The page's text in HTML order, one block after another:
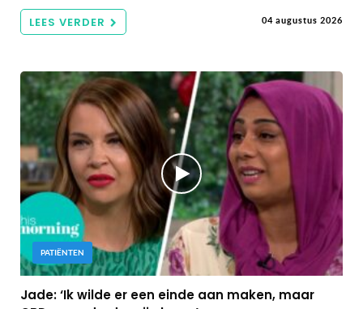
LEES VERDER 04 augustus 2026
PATIËNTEN
Jade: ‘Ik wilde er een einde aan maken, maar